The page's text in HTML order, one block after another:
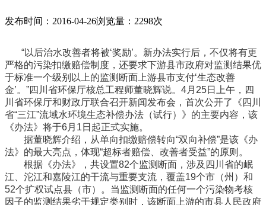
发布时间：2016-04-26浏览量：2298次
“以后治水改善者将被‘奖励’。新办法实行后，不仅将有更
严格的污染扣缴赔偿制度，还要求下游县市政府对监测结果优
于标准一个级别以上的监测断面上游县市支付‘生态改善
金’。”四川省环保厅核总工程师董晓辉说。4月25日上午，四
川省环保厅和财政厅联合召开新闻发布会，首次公开了《四川
省“三江”流域水环境生态补偿办法（试行）》的主要内容，该
《办法》将于6月1日起正式实施。
据董晓辉介绍，从单向扣缴赔偿转向“双向补偿”是该《办
法》的最大亮点，体现“超标者赔偿、改善者受益”的原则。
根据《办法》，共设置82个监测断面，涉及四川省的岷
江、沱江和嘉陵江的干流与重要支流，覆盖19个市（州）和
52个扩权试点县（市）。当监测断面的任何一个污染物考核
因子的监测结果劣于规定类别时，该断面上游的市县人民政府